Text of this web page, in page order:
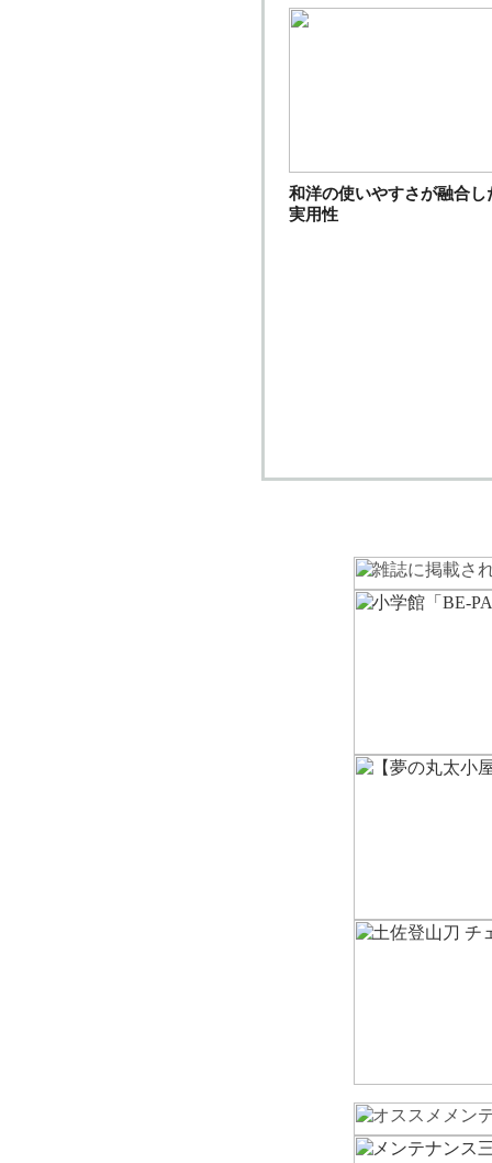
和洋の使いやすさが融合し
実用性